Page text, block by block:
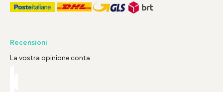
Recensioni
La vostra opinione conta